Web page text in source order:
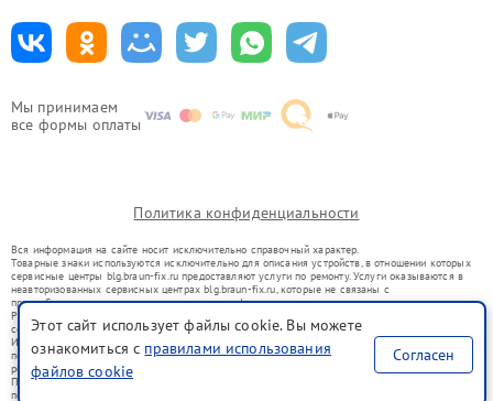
Мы принимаем
все формы оплаты
Политика конфиденциальности
Вся информация на сайте носит исключительно справочный характер.
Товарные знаки используются исключительно для описания устройств, в отношении которых
сервисные центры blg.braun-fix.ru предоставляют услуги по ремонту. Услуги оказываются в
неавторизованных сервисных центрах blg.braun-fix.ru, которые не связаны с
правообладателями товарных знаков или их официальными представителями.
Ремонт осуществляется для устройств, уже введенных в гражданский оборот в соответствии
со статьей 1487 ГК РФ.
Использование товарных знаков не преследует цели индивидуализации услуг или введения
потребителей в заблуждение, а служит для информирования о предоставляемых услугах по
ремонту техники указанных брендов.
Представленная на сайте информация не является публичной офертой, определяемой
положениями Статьи 437(2) Гражданского кодекса РФ
Этот сайт использует файлы cookie. Вы можете
ознакомиться с правилами использования
файлов cookie
Согласен